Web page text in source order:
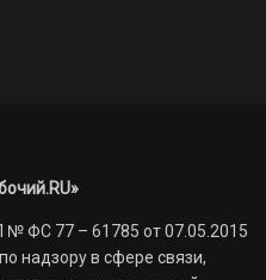
ФС 77 – 61785 от 07.05.2015
надзору в сфере связи,